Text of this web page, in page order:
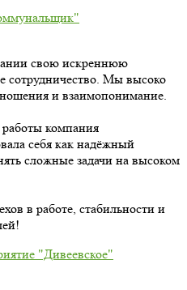
свою искреннюю
сотрудничество. Мы высоко
и взаимопонимание.
компания
себя как надёжный
сложные задачи на высоком
в работе, стабильности и
"Дивеевское"